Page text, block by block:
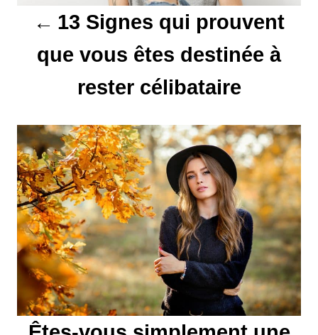
e
l
’
a
r
t
13 Signes qui prouvent
que vous êtes destinée à
rester célibataire